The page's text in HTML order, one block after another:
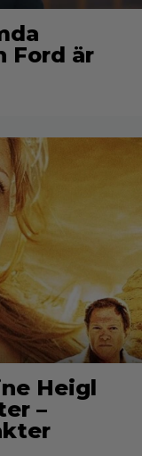
Ford är
Heigl
–